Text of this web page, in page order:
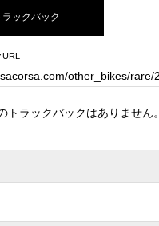
ラックバック
トラックバックはありません。